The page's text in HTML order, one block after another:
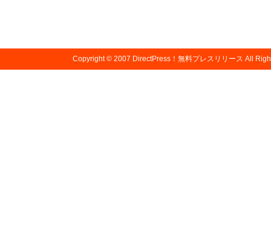
Copyright © 2007 DirectPress！無料プレスリリース All